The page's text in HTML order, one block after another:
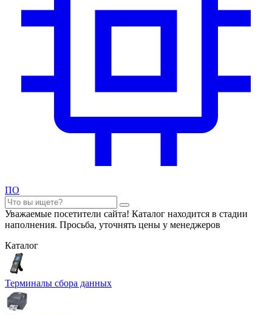
ПО
Уважаемые посетители сайта! Каталог находится в стадии
наполнения. Просьба, уточнять цены у менеджеров
Каталог
Терминалы сбора данных